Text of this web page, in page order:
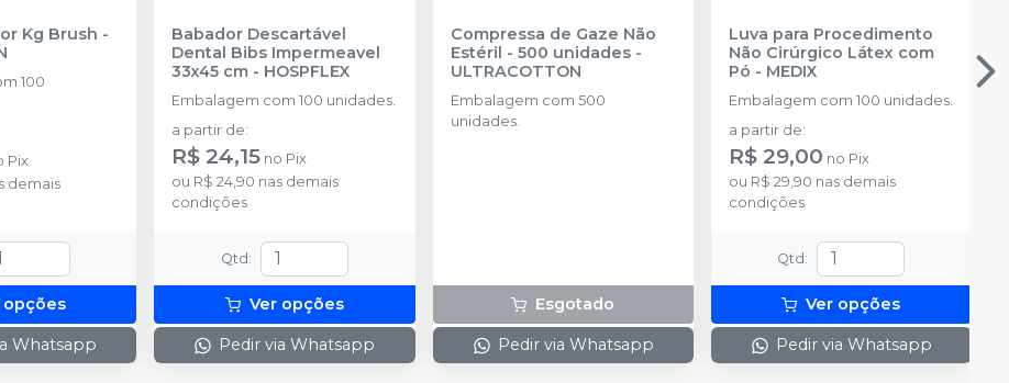
Kg Brush -
100
Pix
demais
opções
Whatsapp
Babador Descartável
Dental Bibs Impermeavel
33x45 cm - HOSPFLEX
Embalagem com 100 unidades.
a partir de:
R$ 24,15 no Pix
ou R$ 24,90 nas demais
condições
Qtd :
Ver opções
Pedir via Whatsapp
Compressa de Gaze Não
Estéril - 500 unidades-
ULTRACOTTON
Embalagem com 500
unidades.
Esgotado
Pedir via Whatsapp
Luva para Procedimento
Não Cirúrgico Látex com
Pó - MEDIX
Embalagem com 100 unidades.
a partir de:
R$ 29,00 no Pix
ou R$ 29,90 nas demais
condições
Qtd :
Ver opções
Pedir via Whatsapp